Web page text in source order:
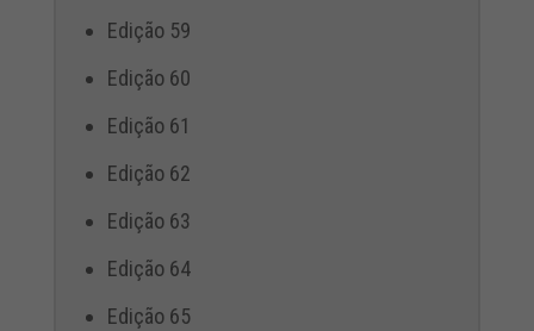
Edição 59
Edição 60
Edição 61
Edição 62
Edição 63
Edição 64
Edição 65